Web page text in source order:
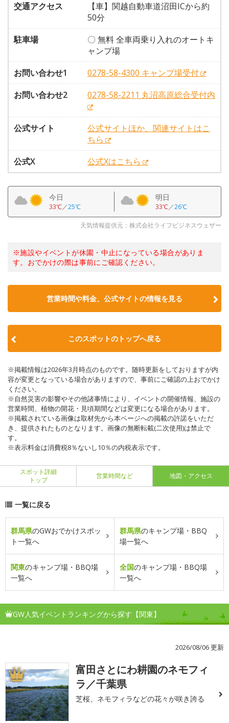
交通アクセス
【車】関越自動車道沼田ICから約
50分
駐車場
〇 無料 全車両乗り入れのオートキ
ャンプ場
お問い合わせ1
0278-58-4300 キャンプ場受付
お問い合わせ2
0278-58-2211 丸沼高原総合受付内
公式サイト
公式サイトほか、関連サイトはこ
ちら
公式X
公式Xはこちら
今日
33℃／25℃
明日
33℃／26℃
天気情報提供元：株式会社ライフビジネスウェザー
※施設やイベントが休園・中止になっている場合がありま
す。おでかけの際は事前にご確認ください。
営業時間や料金、公式サイトの情報を見る
このスポットのトップへ戻る
※掲載情報は2026年3月時点のものです。随時更新をしておりますが内
容が変更となっている場合がありますので、事前にご確認の上おでかけ
ください。
※自然災害の影響やその他諸事情により、イベントの開催情報、施設の
営業時間、植物の開花・見頃期間などは変更になる場合があります。
※掲載されている画像は取材先から本ページへの掲載の許諾をいただ
き、提供されたものとなります。画像の無断転載(二次使用)は禁止で
す。
※表示料金は消費税8％ないし10％の内税表示です。
スポット詳細
トップ
営業時間など 地図・アクセス
一覧に戻る
群馬県のGWおでかけスポッ
ト一覧へ
群馬県のキャンプ場・BBQ
場一覧へ
関東のキャンプ場・BBQ場
一覧へ
全国のキャンプ場・BBQ場
一覧へ
GW人気イベントランキングから探す【関東】
2026/08/06 更新
1
富田さとにわ耕園のネモフィ
ラ／千葉県
芝桜、ネモフィラなどの花々が咲き誇る